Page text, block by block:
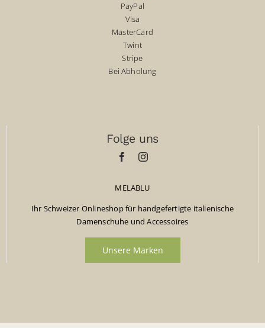
PayPal
Visa
MasterCard
Twint
Stripe
Bei Abholung
Folge uns
MELABLU
Ihr Schweizer Onlineshop für handgefertigte italienische
Damenschuhe und Accessoires
Unsere Marken